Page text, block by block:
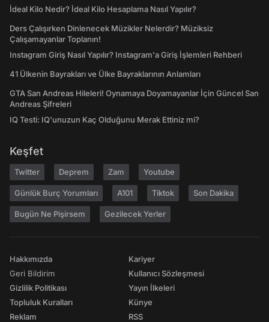
İdeal Kilo Nedir? İdeal Kilo Hesaplama Nasıl Yapılır?
Ders Çalışırken Dinlenecek Müzikler Nelerdir? Müziksiz
Çalışamayanlar Toplanın!
Instagram Giriş Nasıl Yapılır? Instagram'a Giriş İşlemleri Rehberi
41 Ülkenin Bayrakları ve Ülke Bayraklarının Anlamları
GTA San Andreas Hileleri! Oynamaya Doyamayanlar İçin Güncel San
Andreas Şifreleri
IQ Testi: IQ'unuzun Kaç Olduğunu Merak Ettiniz mi?
Keşfet
Twitter Deprem Zam Youtube
Günlük Burç Yorumları A101 Tiktok Son Dakika
Bugün Ne Pişirsem Gezilecek Yerler
Hakkımızda
Geri Bildirim
Gizlilik Politikası
Topluluk Kuralları
Reklam
Kariyer
Kullanıcı Sözleşmesi
Yayın İlkeleri
Künye
RSS